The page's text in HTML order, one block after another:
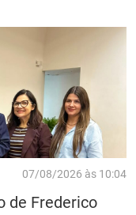
07/08/2026 às 10:04
de Frederico